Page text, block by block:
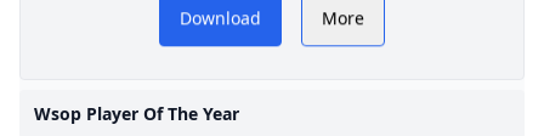
Download More
Wsop Player Of The Year